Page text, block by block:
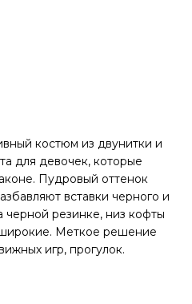
костюм из двунитки и
для девочек, которые
Пудровый оттенок
вставки черного и
черной резинке, низ кофты
Меткое решение
игр, прогулок.